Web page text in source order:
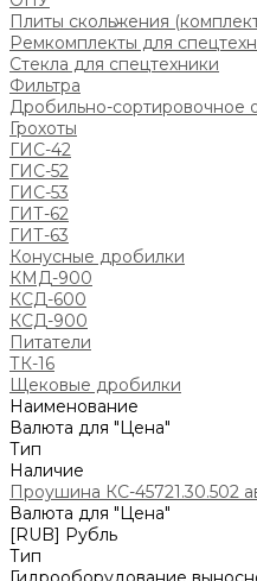
Плиты скольжения
Ремкомплекты для
Стекла для спецтехники
Фильтра
Дробильно-сортировочное
Грохоты
ГИС-42
ГИС-52
ГИС-53
ГИТ-62
ГИТ-63
Конусные дробилки
КМД-900
КСД-600
КСД-900
Питатели
ТК-16
Щековые дробилки
Наименование
Валюта для "Цена"
Тип
Наличие
Проушина КС-45721.30.502
Валюта для "Цена"
[RUB] Рубль
Тип